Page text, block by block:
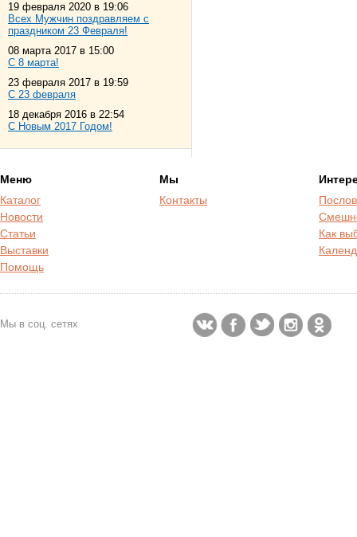
19 февраля 2020 в 19:06
Всех Мужчин поздравляем с
праздником 23 Февраля!
08 марта 2017 в 15:00
С 8 марта!
23 февраля 2017 в 19:59
С 23 февраля
18 декабря 2016 в 22:54
С Новым 2017 Годом!
Меню
Каталог
Новости
Статьи
Выставки
Помощь
Мы
Контакты
Как
Мы в соц. сетях